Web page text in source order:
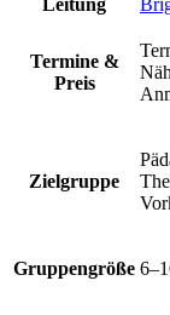
Termine &
Preis
Zielgruppe
Gruppengröße